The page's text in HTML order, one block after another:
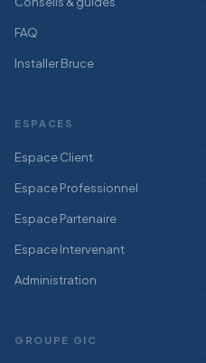
FAQ
Installer Bruce
ESPACES
Espace Client
Espace Professionnel
Espace Partenaire
Espace Intervenant
Administration
GROUPE GIC